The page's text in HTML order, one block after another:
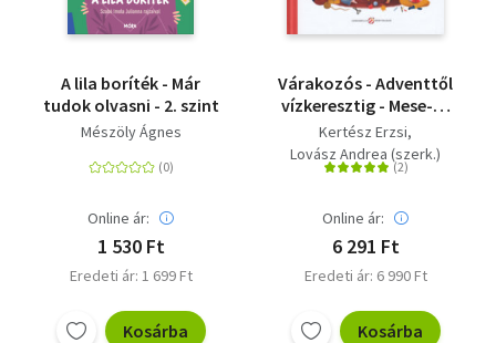
A lila boríték - Már
tudok olvasni - 2. szint
Mészöly Ágnes
Online ár:
1 530 Ft
Eredeti ár: 1 699 Ft
Kosárba
Várakozós - Adventtől
vízkeresztig - Mese-és
játékkönyv
Kertész Erzsi
Lovász Andrea (szerk.)
Online ár:
6 291 Ft
Eredeti ár: 6 990 Ft
Kosárba